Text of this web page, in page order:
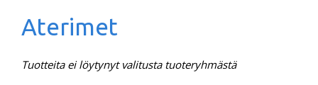
Aterimet
Tuotteita ei löytynyt valitusta tuoteryhmästä